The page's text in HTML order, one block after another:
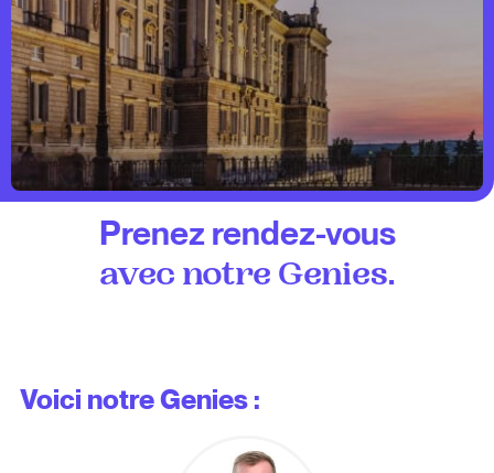
Prenez rendez-vous
avec notre Genies.
Voici notre Genies :